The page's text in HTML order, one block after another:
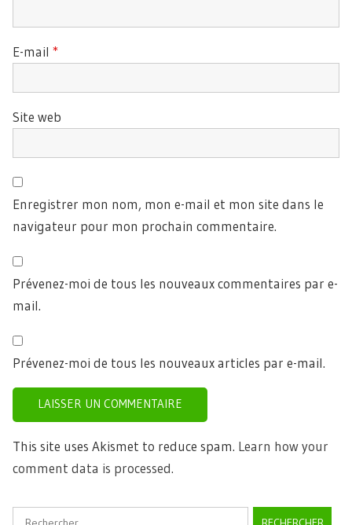
E-mail *
Site web
Enregistrer mon nom, mon e-mail et mon site dans le
navigateur pour mon prochain commentaire.
Prévenez-moi de tous les nouveaux commentaires par e-
mail.
Prévenez-moi de tous les nouveaux articles par e-mail.
This site uses Akismet to reduce spam. Learn how your
comment data is processed.
Rechercher :